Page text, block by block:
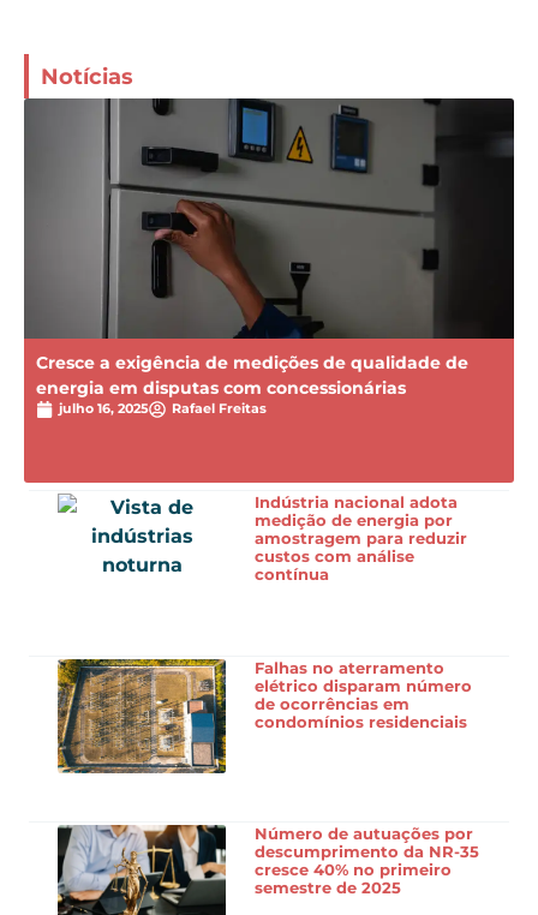
Notícias
Cresce a exigência de medições de qualidade de
energia em disputas com concessionárias
julho 16, 2025 Rafael Freitas
Indústria nacional adota
medição de energia por
amostragem para reduzir
custos com análise
contínua
Falhas no aterramento
elétrico disparam número
de ocorrências em
condomínios residenciais
Número de autuações por
descumprimento da NR-35
cresce 40% no primeiro
semestre de 2025